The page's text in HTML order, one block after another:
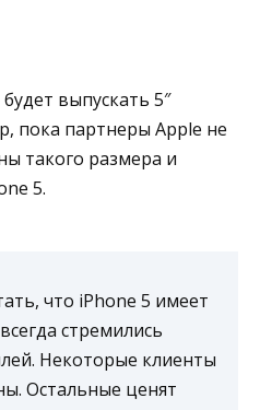
выпускать 5″
пока партнеры Apple не
такого размера и
5.
что iPhone 5 имеет
стремились
Некоторые клиенты
Остальные ценят